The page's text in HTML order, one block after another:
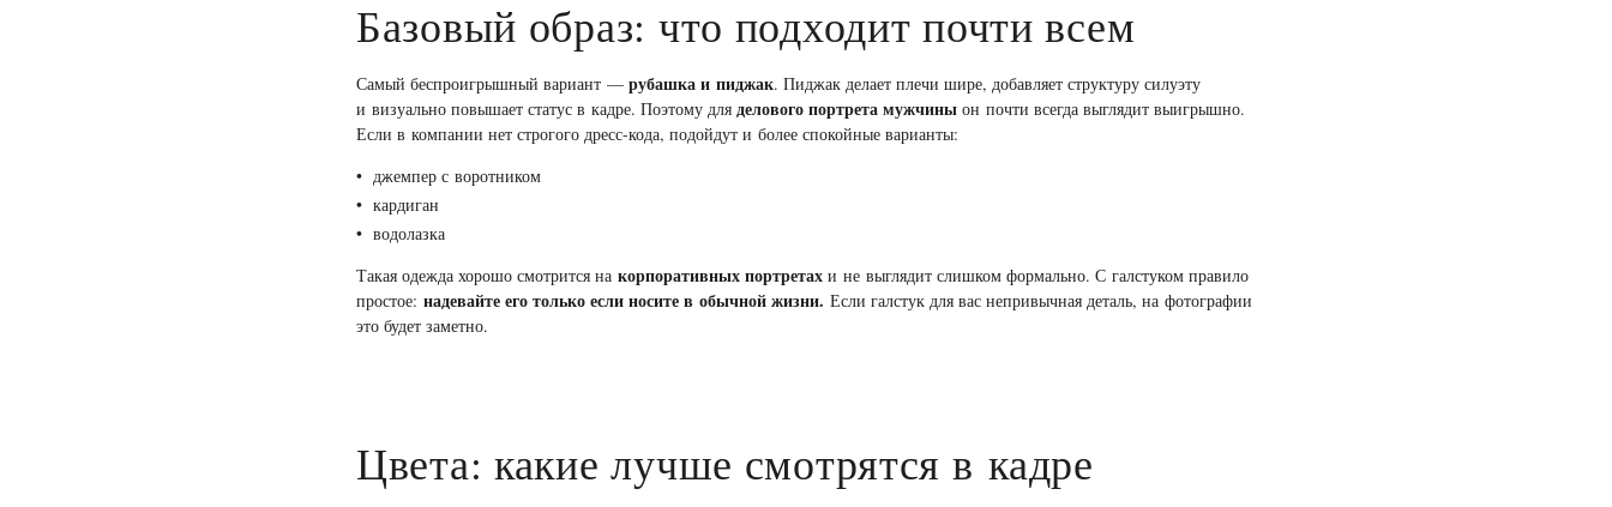
Базовый образ: что подходит почти всем
Самый беспроигрышный вариант — рубашка и пиджак. Пиджак делает плечи шире, добавляет структуру силуэту
и визуально повышает статус в кадре. Поэтому для делового портрета мужчины он почти всегда выглядит выигрышно.
Если в компании нет строгого дресс-кода, подойдут и более спокойные варианты:
джемпер с воротником
кардиган
водолазка
Такая одежда хорошо смотрится на корпоративных портретах и не выглядит слишком формально. С галстуком правило
простое: надевайте его только если носите в обычной жизни. Если галстук для вас непривычная деталь, на фотографии
это будет заметно.
Цвета: какие лучше смотрятся в кадре